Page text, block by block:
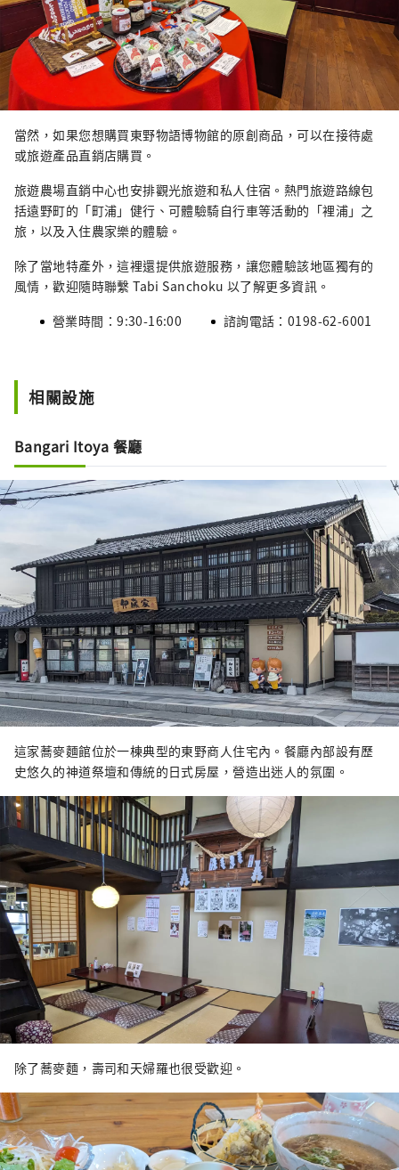
當然，如果您想購買東野物語博物館的原創商品，可以在接待處
或旅遊產品直銷店購買。
旅遊農場直銷中心也安排觀光旅遊和私人住宿。熱門旅遊路線包
括遠野町的「町浦」健行、可體驗騎自行車等活動的「裡浦」之
旅，以及入住農家樂的體驗。
除了當地特產外，這裡還提供旅遊服務，讓您體驗該地區獨有的
風情，歡迎隨時聯繫 Tabi Sanchoku 以了解更多資訊。
營業時間：9:30-16:00
諮詢電話：0198-62-6001
相關設施
Bangari Itoya 餐廳
這家蕎麥麵館位於一棟典型的東野商人住宅內。餐廳內部設有歷
史悠久的神道祭壇和傳統的日式房屋，營造出迷人的氛圍。
除了蕎麥麵，壽司和天婦羅也很受歡迎。